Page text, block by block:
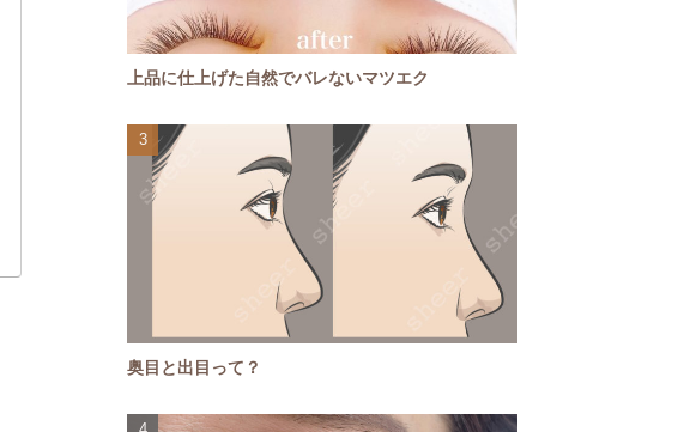
上品に仕上げた自然でバレないマツエク
奥目と出目って？